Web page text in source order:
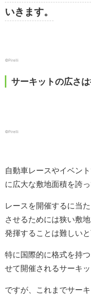
いきます。
©Pirelli
サーキットの広さ
©Pirelli
自動車レースやイベン
に広大な敷地面積を誇っ
レースを開催するに当
させるためには狭い敷
発揮することは難しいと
特に国際的に格式を持
せて開催されるサーキ
ですが、これまでサー